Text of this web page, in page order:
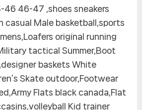
46-47 ,shoes sneakers
casual Male basketball,sports
original running
tactical Summer,Boot
baskets White
Skate outdoor,Footwear
Flats black canada,Flat
Kid trainer